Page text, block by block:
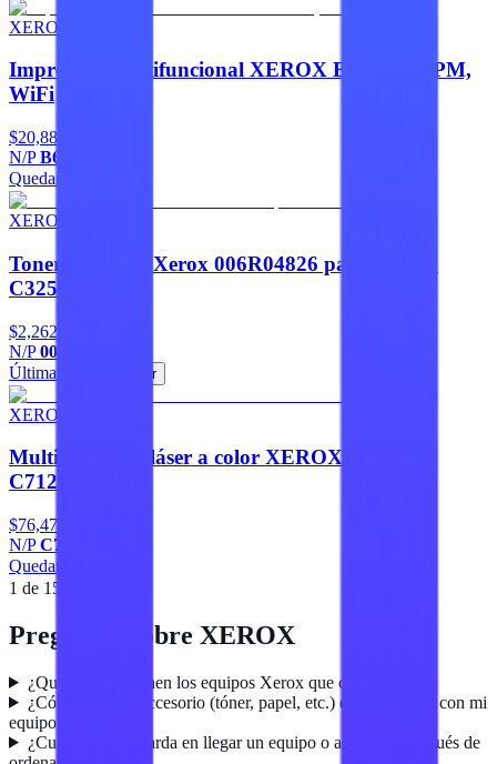
XEROX
Impresora Multifuncional XEROX B620, 65 PPM,
WiFi
$20,886
N/PB620_DN
Quedan 3
XEROX
Toner Amarillo Xerox 006R04826 para C320 y
C325
$2,262
N/P006R04826
Última pieza
Agregar
XEROX
Multifuncional láser a color XEROX Versalink
C7120S
$76,476
N/PC7120_S
Quedan 2
1 de 15
Preguntas sobre XEROX
¿Qué garantía tienen los equipos Xerox que compro aquí?
¿Cómo sé si un accesorio (tóner, papel, etc.) es compatible con mi
equipo?
¿Cuánto tiempo tarda en llegar un equipo o accesorio después de